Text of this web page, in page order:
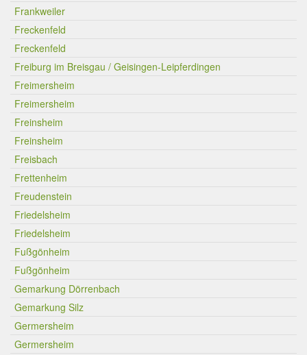
Frankweiler
Freckenfeld
Freckenfeld
Freiburg im Breisgau / Geisingen-Leipferdingen
Freimersheim
Freimersheim
Freinsheim
Freinsheim
Freisbach
Frettenheim
Freudenstein
Friedelsheim
Friedelsheim
Fußgönheim
Fußgönheim
Gemarkung Dörrenbach
Gemarkung Silz
Germersheim
Germersheim